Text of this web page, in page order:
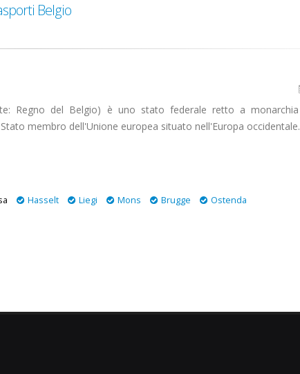
Belgio
Regno del Belgio) è uno stato federale retto a monarchia
membro dell'Unione europea situato nell'Europa occidentale.
Hasselt Liegi Mons Brugge Ostenda